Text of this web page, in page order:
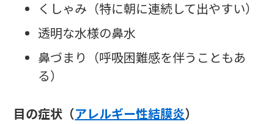
くしゃみ（特に朝に連続して出やすい）
透明な水様の鼻水
鼻づまり（呼吸困難感を伴うこともあ
る）
目の症状（アレルギー性結膜炎）